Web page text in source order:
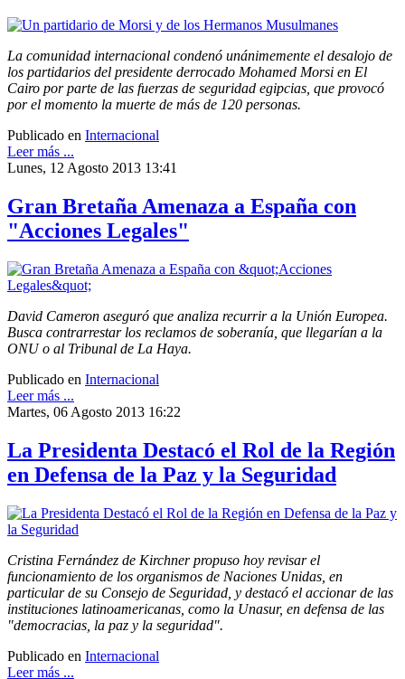
La comunidad internacional condenó unánimemente el desalojo de
los partidarios del presidente derrocado Mohamed Morsi en El
Cairo por parte de las fuerzas de seguridad egipcias, que provocó
por el momento la muerte de más de 120 personas.
Publicado en Internacional
Leer más ...
Lunes, 12 Agosto 2013 13:41
Gran Bretaña Amenaza a España con
"Acciones Legales"
David Cameron aseguró que analiza recurrir a la Unión Europea.
Busca contrarrestar los reclamos de soberanía, que llegarían a la
ONU o al Tribunal de La Haya.
Publicado en Internacional
Leer más ...
Martes, 06 Agosto 2013 16:22
La Presidenta Destacó el Rol de la Región
en Defensa de la Paz y la Seguridad
Cristina Fernández de Kirchner propuso hoy revisar el
funcionamiento de los organismos de Naciones Unidas, en
particular de su Consejo de Seguridad, y destacó el accionar de las
instituciones latinoamericanas, como la Unasur, en defensa de las
"democracias, la paz y la seguridad".
Publicado en Internacional
Leer más ...